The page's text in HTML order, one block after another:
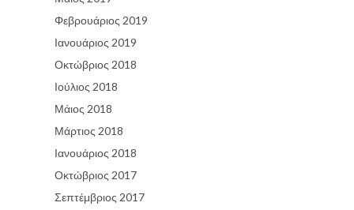
Φεβρουάριος 2019
Ιανουάριος 2019
Οκτώβριος 2018
Ιούλιος 2018
Μάιος 2018
Μάρτιος 2018
Ιανουάριος 2018
Οκτώβριος 2017
Σεπτέμβριος 2017